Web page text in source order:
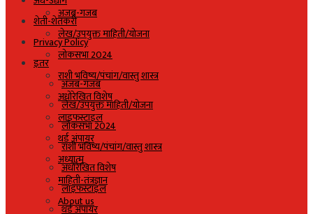
अजब-गजब
लेख/उपयुक्त माहिती/योजना
लोकसभा 2024
राशी भविष्य/पंचांग/वास्तु शास्त्र
अधोरेखित विशेष
लाइफस्टाइल
थर्ड अंपायर
अध्यात्म
माहिती-तंत्रज्ञान
About us
शेती-शेतकरी
Privacy Policy
इतर
अजब-गजब
लेख/उपयुक्त माहिती/योजना
लोकसभा 2024
राशी भविष्य/पंचांग/वास्तु शास्त्र
अधोरेखित विशेष
लाइफस्टाइल
थर्ड अंपायर